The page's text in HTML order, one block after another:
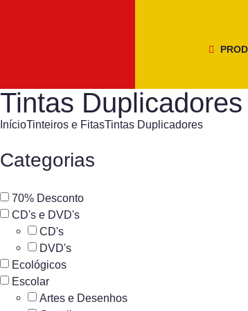
Tintas Duplicadores
InícioTinteiros e FitasTintas Duplicadores
Categorias
70% Desconto
CD's e DVD's
CD's
DVD's
Ecológicos
Escolar
Artes e Desenhos